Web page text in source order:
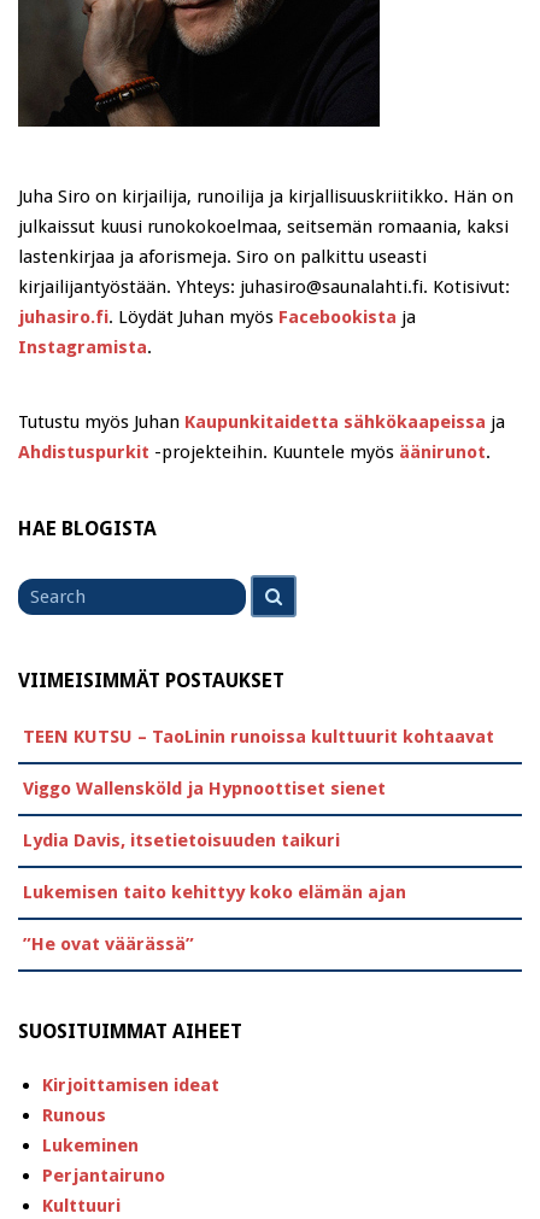
Juha Siro on kirjailija, runoilija ja kirjallisuuskriitikko. Hän on
julkaissut kuusi runokokoelmaa, seitsemän romaania, kaksi
lastenkirjaa ja aforismeja. Siro on palkittu useasti
kirjailijantyöstään. Yhteys: juhasiro@saunalahti.fi. Kotisivut:
juhasiro.fi. Löydät Juhan myös Facebookista ja
Instagramista.
Tutustu myös Juhan Kaupunkitaidetta sähkökaapeissa ja
Ahdistuspurkit -projekteihin. Kuuntele myös äänirunot.
HAE BLOGISTA
for
VIIMEISIMMÄT POSTAUKSET
TEEN KUTSU – TaoLinin runoissa kulttuurit kohtaavat
Viggo Wallensköld ja Hypnoottiset sienet
Lydia Davis, itsetietoisuuden taikuri
Lukemisen taito kehittyy koko elämän ajan
”He ovat väärässä”
SUOSITUIMMAT AIHEET
Kirjoittamisen ideat
Runous
Lukeminen
Perjantairuno
Kulttuuri